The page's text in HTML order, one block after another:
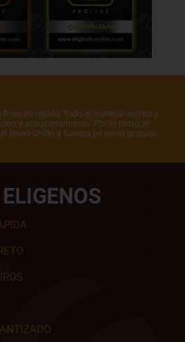
de regalo. Todo el material escrito y
y almacenamiento. Por lo tanto, le
Reino Unido y Europa (el envío gratuito